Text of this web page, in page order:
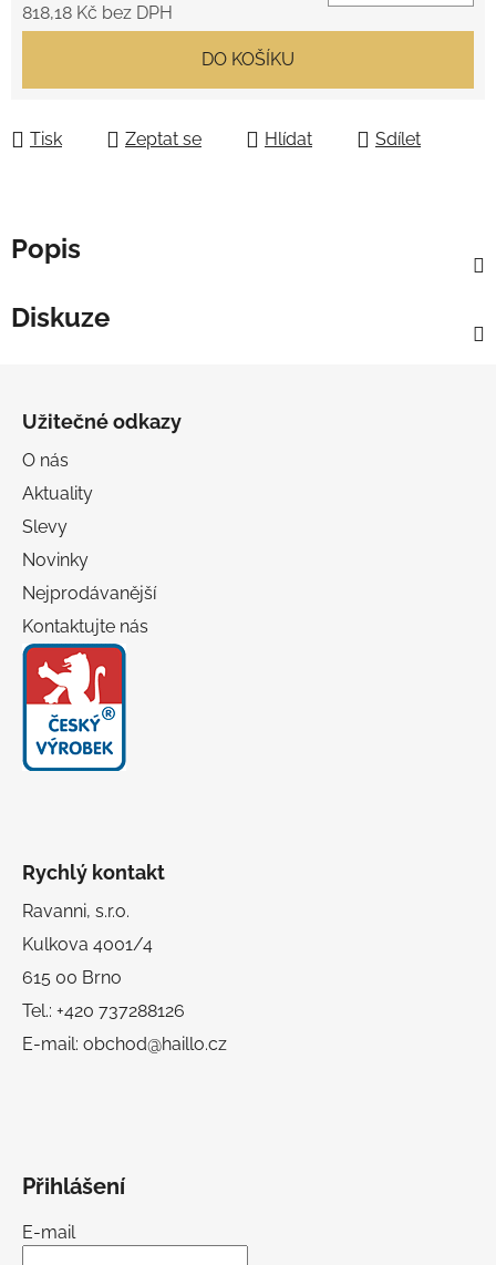
818,18 Kč bez DPH
DO KOŠÍKU
Tisk Zeptat se Hlídat Sdílet
Popis
Diskuze
Užitečné odkazy
O nás
Aktuality
Slevy
Novinky
Nejprodávanější
Kontaktujte nás
Rychlý kontakt
Ravanni, s.r.o.
Kulkova 4001/4
615 00 Brno
Tel.: +420 737288126
E-mail: obchod@haillo.cz
Přihlášení
E-mail